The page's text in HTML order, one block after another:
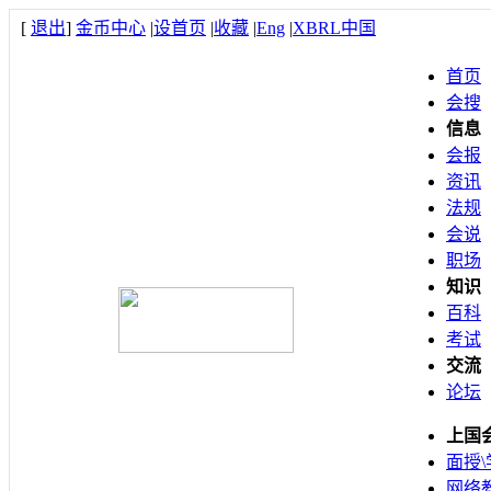
[ 退出] 金币中心 |设首页 |收藏 |Eng |XBRL中国
首页
会搜
信息
会报
资讯
法规
会说
职场
知识
百科
考试
交流
论坛
上国
面授\